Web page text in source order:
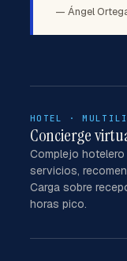
— Ángel
HOTEL ·
Concierge
Complejo
servicios,
Carga sobre
horas pico.